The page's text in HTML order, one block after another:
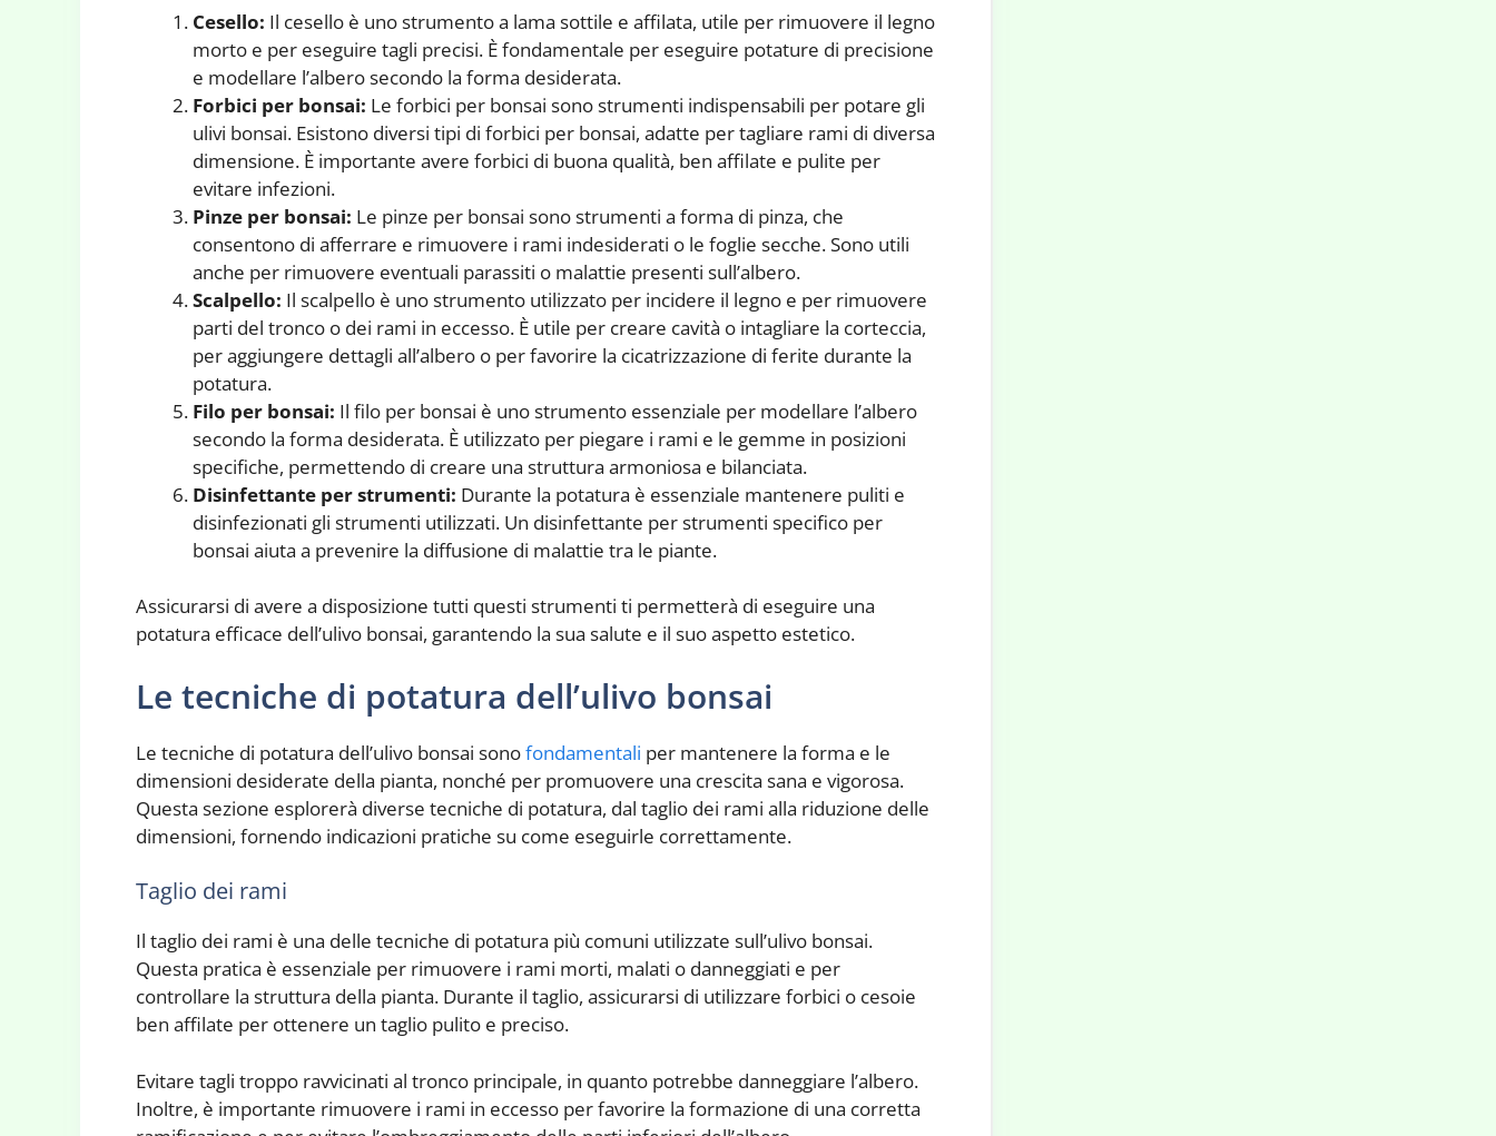
Cesello: Il cesello è uno strumento a lama sottile e affilata, utile per rimuovere il legno
morto e per eseguire tagli precisi. È fondamentale per eseguire potature di precisione
e modellare l’albero secondo la forma desiderata.
Forbici per bonsai: Le forbici per bonsai sono strumenti indispensabili per potare gli
ulivi bonsai. Esistono diversi tipi di forbici per bonsai, adatte per tagliare rami di diversa
dimensione. È importante avere forbici di buona qualità, ben affilate e pulite per
evitare infezioni.
Pinze per bonsai: Le pinze per bonsai sono strumenti a forma di pinza, che
consentono di afferrare e rimuovere i rami indesiderati o le foglie secche. Sono utili
anche per rimuovere eventuali parassiti o malattie presenti sull’albero.
Scalpello: Il scalpello è uno strumento utilizzato per incidere il legno e per rimuovere
parti del tronco o dei rami in eccesso. È utile per creare cavità o intagliare la corteccia,
per aggiungere dettagli all’albero o per favorire la cicatrizzazione di ferite durante la
potatura.
Filo per bonsai: Il filo per bonsai è uno strumento essenziale per modellare l’albero
secondo la forma desiderata. È utilizzato per piegare i rami e le gemme in posizioni
specifiche, permettendo di creare una struttura armoniosa e bilanciata.
Disinfettante per strumenti: Durante la potatura è essenziale mantenere puliti e
disinfezionati gli strumenti utilizzati. Un disinfettante per strumenti specifico per
bonsai aiuta a prevenire la diffusione di malattie tra le piante.
Assicurarsi di avere a disposizione tutti questi strumenti ti permetterà di eseguire una
potatura efficace dell’ulivo bonsai, garantendo la sua salute e il suo aspetto estetico.
Le tecniche di potatura dell’ulivo bonsai
Le tecniche di potatura dell’ulivo bonsai sonofondamentali per mantenere la forma e le
dimensioni desiderate della pianta, nonché per promuovere una crescita sana e vigorosa.
Questa sezione esplorerà diverse tecniche di potatura, dal taglio dei rami alla riduzione delle
dimensioni, fornendo indicazioni pratiche su come eseguirle correttamente.
Taglio dei rami
Il taglio dei rami è una delle tecniche di potatura più comuni utilizzate sull’ulivo bonsai.
Questa pratica è essenziale per rimuovere i rami morti, malati o danneggiati e per
controllare la struttura della pianta. Durante il taglio, assicurarsi di utilizzare forbici o cesoie
ben affilate per ottenere un taglio pulito e preciso.
Evitare tagli troppo ravvicinati al tronco principale, in quanto potrebbe danneggiare l’albero.
Inoltre, è importante rimuovere i rami in eccesso per favorire la formazione di una corretta